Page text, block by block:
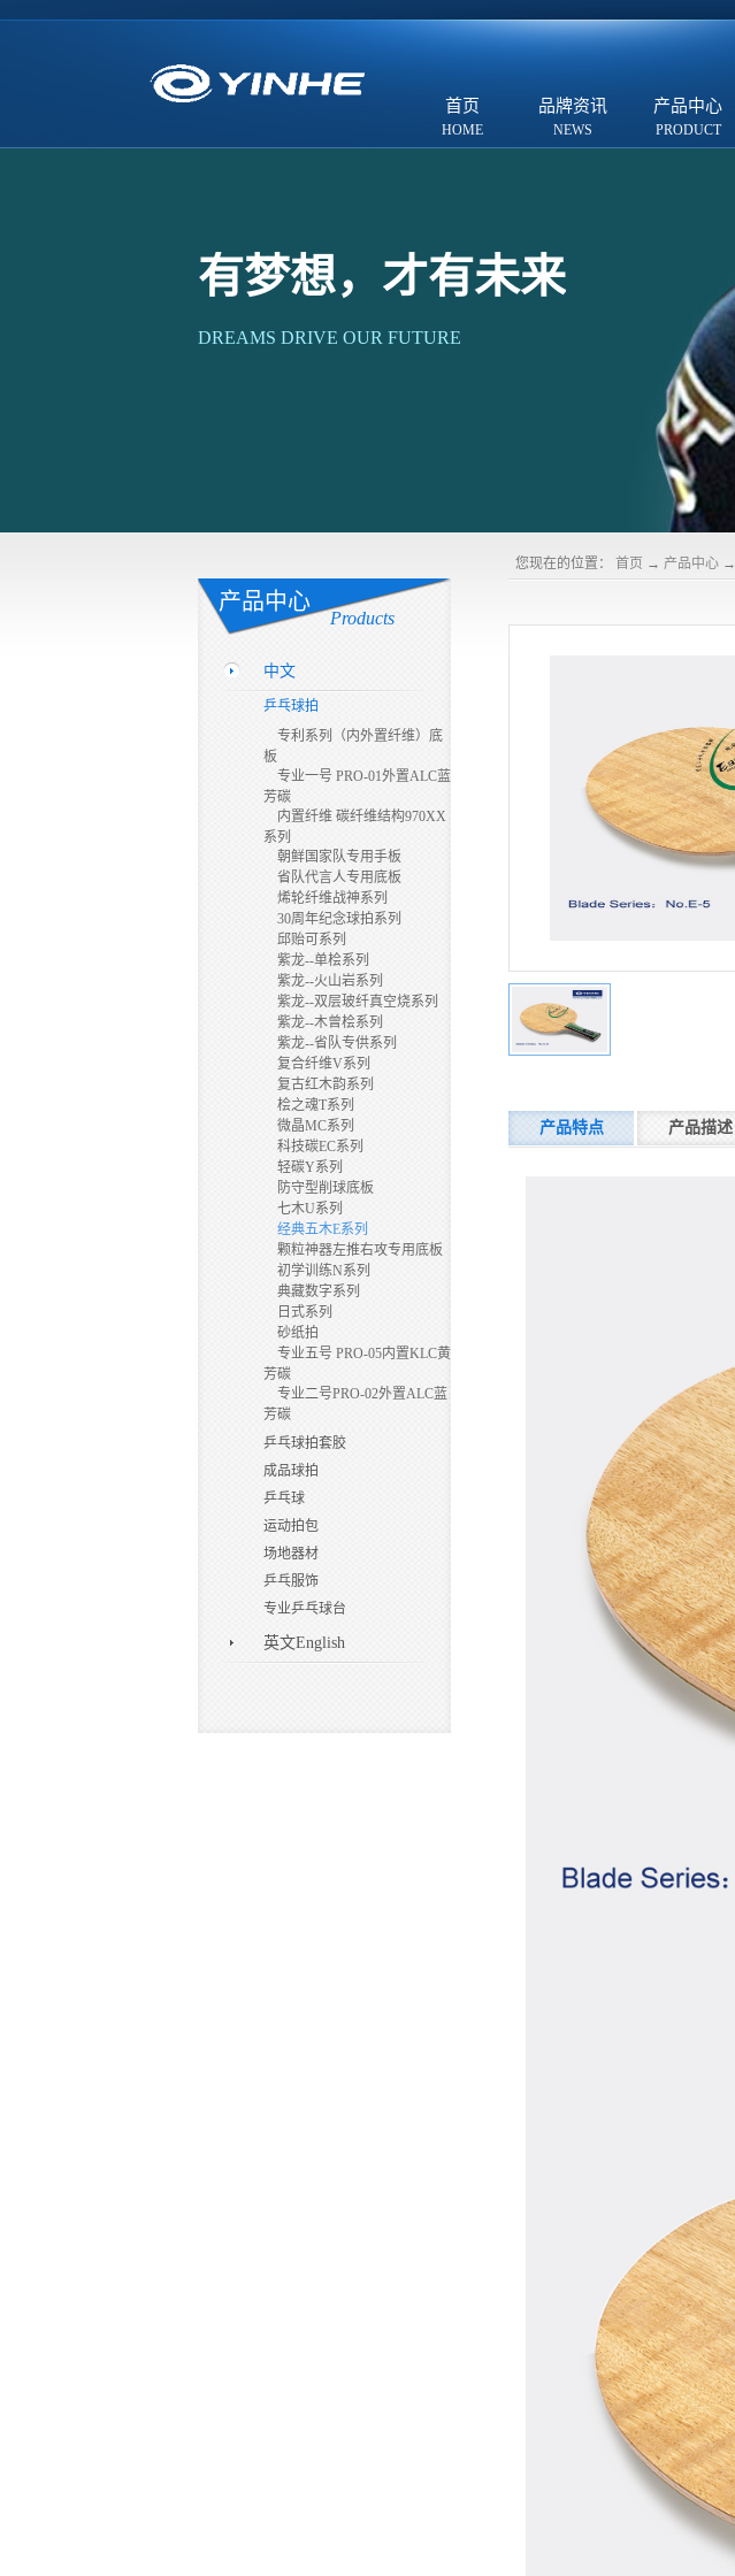
首页 品牌资讯 产品中心
有梦想，才有未来
DREAMS DRIVE OUR FUTURE
产品中心
Products
中文
乒乓球拍
专利系列（内外置纤维）底
板
专业一号 PRO-01外置ALC蓝
芳碳
内置纤维 碳纤维结构970XX
系列
朝鲜国家队专用手板
省队代言人专用底板
烯轮纤维战神系列
30周年纪念球拍系列
邱贻可系列
紫龙--单桧系列
紫龙--火山岩系列
紫龙--双层玻纤真空烧系列
紫龙--木曾桧系列
紫龙--省队专供系列
复合纤维V系列
复古红木韵系列
桧之魂T系列
微晶MC系列
科技碳EC系列
轻碳Y系列
防守型削球底板
七木U系列
经典五木E系列
颗粒神器左推右攻专用底板
初学训练N系列
典藏数字系列
日式系列
砂纸拍
专业五号 PRO-05内置KLC黄
芳碳
专业二号PRO-02外置ALC蓝
芳碳
乒乓球拍套胶
成品球拍
乒乓球
运动拍包
场地器材
乒乓服饰
专业乒乓球台
英文English
您现在的位置： 首页 → 产品中心 →
产品特点 产品描述